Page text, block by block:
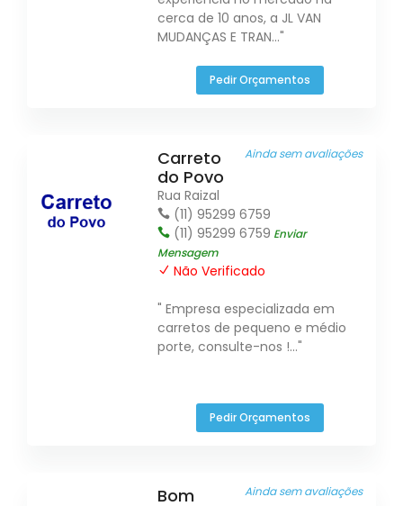
cerca de 10 anos, a JL VAN
MUDANÇAS E TRAN..."
Pedir Orçamentos
Ainda sem avaliações
Carreto
do Povo
Rua Raizal
(11) 95299 6759
(11) 95299 6759 Enviar
Mensagem
Não Verificado
" Empresa especializada em
carretos de pequeno e médio
porte, consulte-nos !..."
Pedir Orçamentos
Ainda sem avaliações
Bom